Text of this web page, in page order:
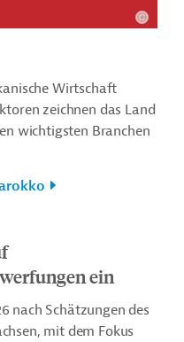
Wirtschaft
zeichnen das Land
wichtigsten Branchen
ein
nach Schätzungen des
mit dem Fokus